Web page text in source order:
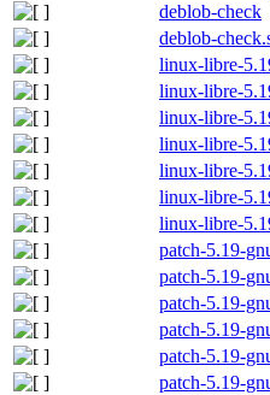
deblob-check
deblob-
linux-libre-
linux-libre-
linux-libre-
linux-libre-
linux-libre-
linux-libre-
linux-libre-
patch-5.19-
patch-5.19-
patch-5.19-
patch-5.19-
patch-5.19-
patch-5.19-